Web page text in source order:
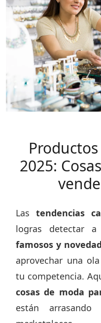
2025:
Las tendencias
logras detectar
famosos y
aprovechar una
tu competencia.
cosas de moda
están